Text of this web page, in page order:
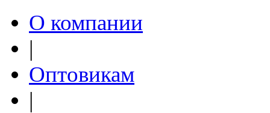
О компании
|
Оптовикам
|